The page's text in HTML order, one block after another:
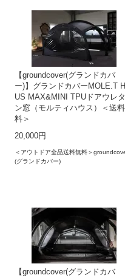
【groundcover(グランドカバ
ー)】グランドカバーMOLE.T
US MAX&MINI TPUドアウレタ
ン窓（モルティハウス）＜送
料＞
20,000円
＜アウトドア全品送料無料＞
(グランドカバー)
【groundcover(グランドカバ